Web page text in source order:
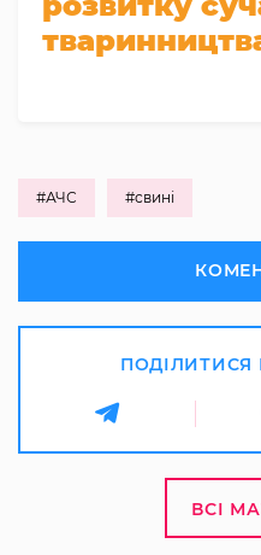
#АЧС #свині
ВСІ